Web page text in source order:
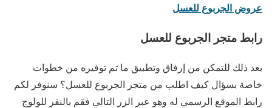
عروض الجربوع للعسل
رابط متجر الجربوع للعسل
بعد ذلك للتمكن من إرفاق وتطبيق ما تم توفيره من خطوات
خاصة بسؤال كيف اطلب من متجر الجربوع للعسل؟ سنوفر لكم
رابط الموقع الرسمي له وهو عبر الزر التالي فقم بالنقر للولوج